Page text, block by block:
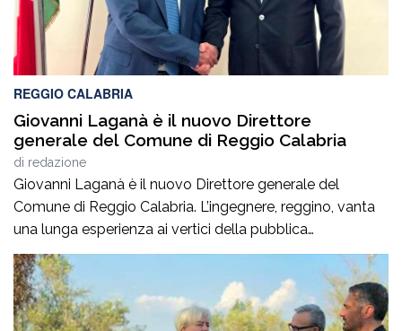
REGGIO CALABRIA
Giovanni Laganà è il nuovo Direttore
generale del Comune di Reggio Calabria
di redazione
Giovanni Laganà è il nuovo Direttore generale del
Comune di Reggio Calabria. L’ingegnere, reggino, vanta
una lunga esperienza ai vertici della pubblica
amministrazione e della gestione delle infrastrutture in
Calabria ed in Sicilia. È stato Vice Direttore regionale
Anas Sicilia, Capo Compartimento Anas Calabria,
Direttore generale della Regione Calabria e Direttore